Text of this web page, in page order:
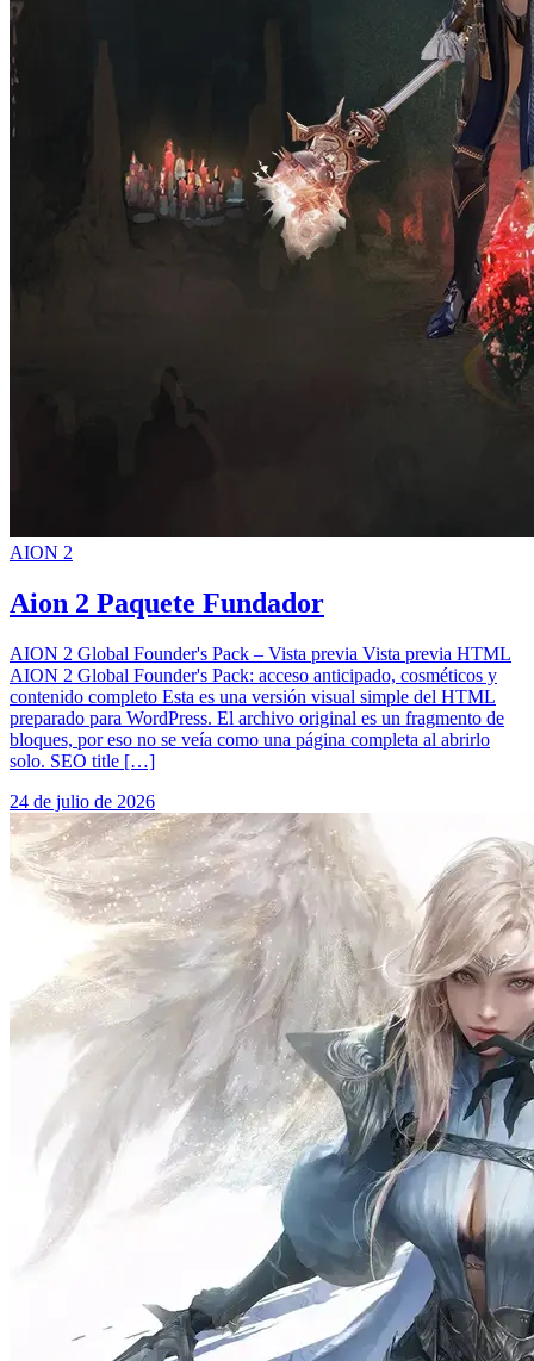
AION 2
Aion 2 Paquete Fundador
AION 2 Global Founder's Pack – Vista previa Vista previa HTML
AION 2 Global Founder's Pack: acceso anticipado, cosméticos y
contenido completo Esta es una versión visual simple del HTML
preparado para WordPress. El archivo original es un fragmento de
bloques, por eso no se veía como una página completa al abrirlo
solo. SEO title […]
24 de julio de 2026